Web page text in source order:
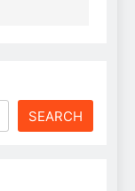
SEARCH